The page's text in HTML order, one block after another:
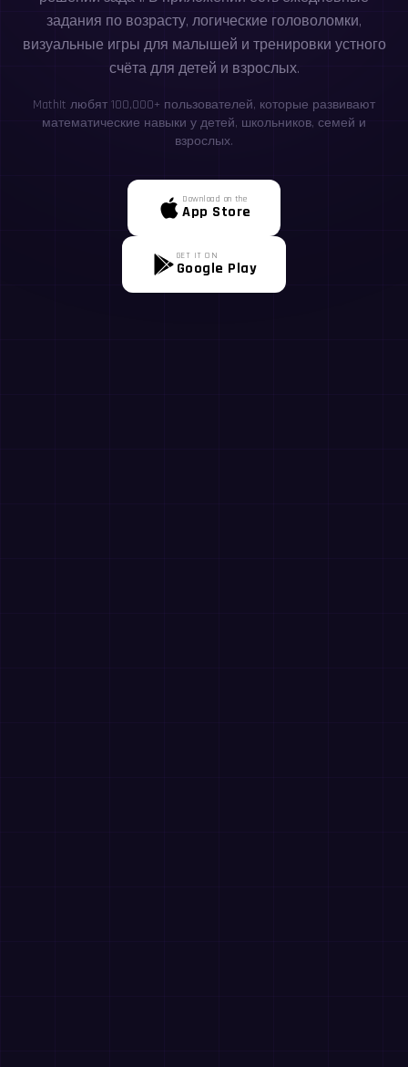
задания по возрасту, логические головоломки,
визуальные игры для малышей и тренировки устного
счёта для детей и взрослых.
MathIt любят 100,000+ пользователей, которые развивают
математические навыки у детей, школьников, семей и
взрослых.
Download on the
App Store
GET IT ON
Google Play